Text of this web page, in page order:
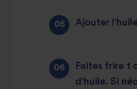
Ajouter
Faites frire 1
d'huile. Si